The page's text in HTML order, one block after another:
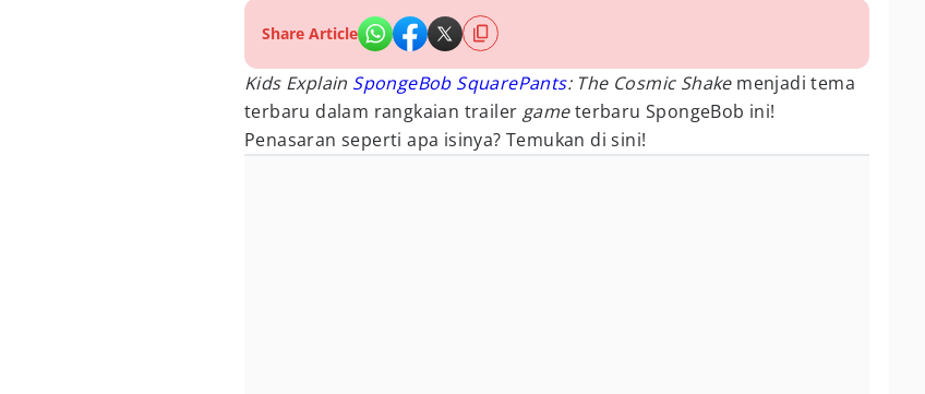
Share Article
Kids Explain SpongeBob SquarePants: The Cosmic Shake menjadi tema
terbaru dalam rangkaian trailer gameterbaru SpongeBob ini!
Penasaran seperti apa isinya? Temukan di sini!